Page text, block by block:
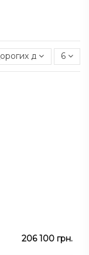
до дешевих
6
206 100 грн.